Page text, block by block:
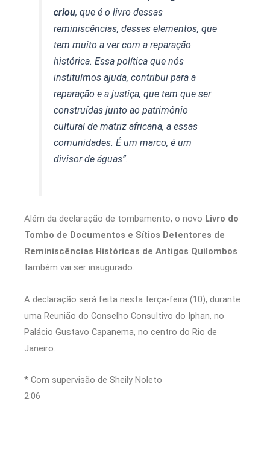
criou, que é o livro dessas
reminiscências, desses elementos, que
tem muito a ver com a reparação
histórica. Essa política que nós
instituímos ajuda, contribui para a
reparação e a justiça, que tem que ser
construídas junto ao patrimônio
cultural de matriz africana, a essas
comunidades. É um marco, é um
divisor de águas”.
Além da declaração de tombamento, o novo Livro do
Tombo de Documentos e Sítios Detentores de
Reminiscências Históricas de Antigos Quilombos
também vai ser inaugurado.
A declaração será feita nesta terça-feira (10), durante
uma Reunião do Conselho Consultivo do Iphan, no
Palácio Gustavo Capanema, no centro do Rio de
Janeiro.
* Com supervisão de Sheily Noleto
2:06